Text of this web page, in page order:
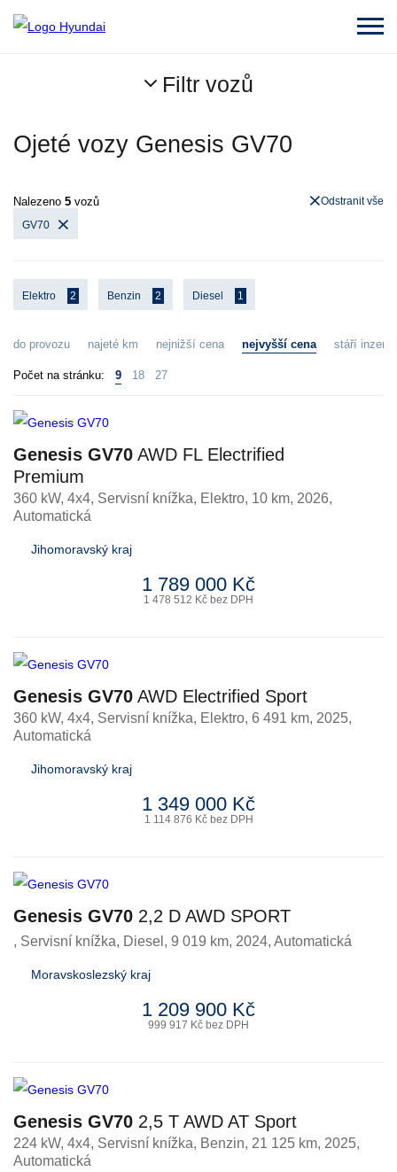
Filtr vozů
Ojeté vozy Genesis GV70
Nalezeno 5 vozů
GV70
Odstranit vše
Elektro 2 Benzin 2 Diesel 1
do provozu najeté km nejnižší cena nejvyšší cena stáří
Počet na stránku: 9 18 27
Genesis GV70 AWD FL Electrified
Premium
360 kW, 4x4, Servisní knížka, Elektro, 10 km, 2026,
Automatická
Jihomoravský kraj
1 789 000 Kč
1 478 512 Kč bez DPH
Genesis GV70 AWD Electrified Sport
360 kW, 4x4, Servisní knížka, Elektro, 6 491 km, 2025,
Automatická
Jihomoravský kraj
1 349 000 Kč
1 114 876 Kč bez DPH
Genesis GV70 2,2 D AWD SPORT
, Servisní knížka, Diesel , 9 019 km, 2024, Automatická
Moravskoslezský kraj
1 209 900 Kč
999 917 Kč bez DPH
Genesis GV70 2,5 T AWD AT Sport
224 kW, 4x4, Servisní knížka, Benzin, 21 125 km, 2025,
Automatická